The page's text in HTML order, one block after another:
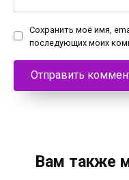
Сохранить моё имя,
последующих моих
Вам также